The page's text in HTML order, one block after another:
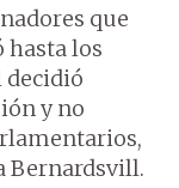
que
hasta los
decidió
y no
Bernardsvill.